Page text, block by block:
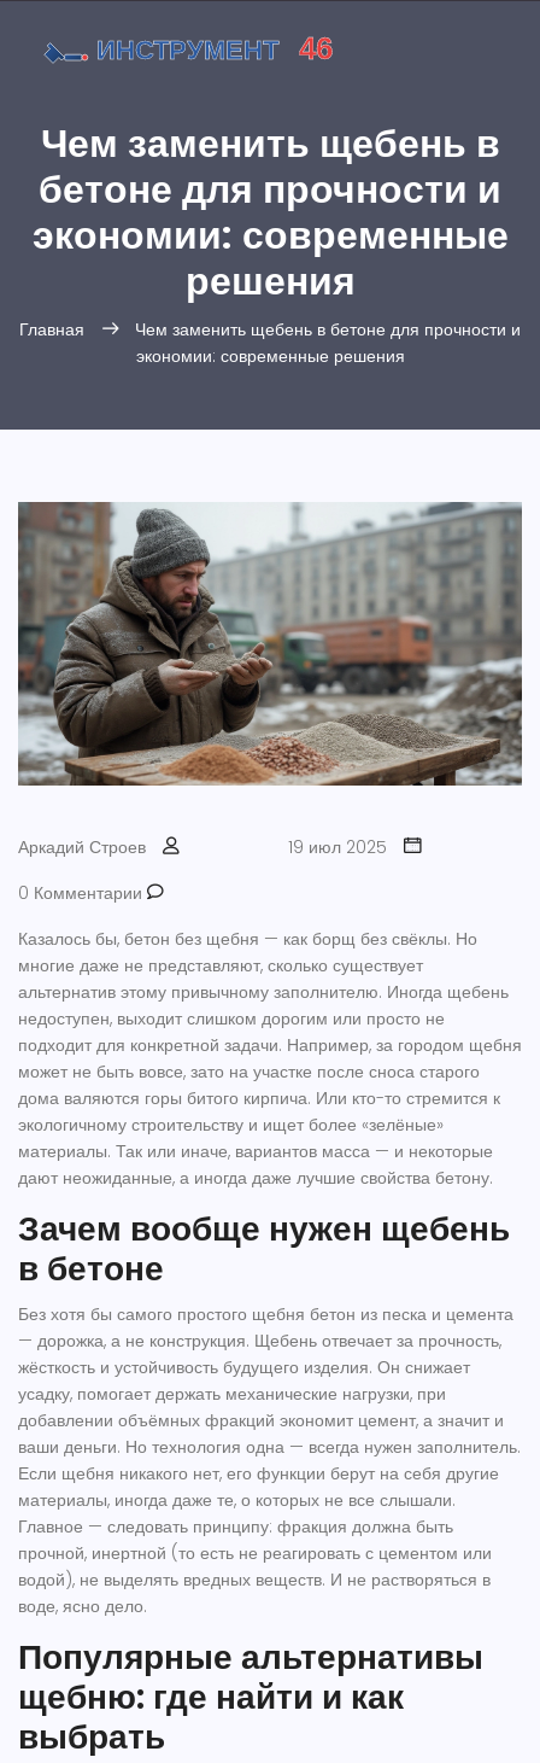
Чем заменить щебень в
бетоне для прочности и
экономии: современные
решения
Главная
Чем заменить щебень в бетоне для прочности и
экономии: современные решения
Аркадий Строев
19 июл 2025
0 Комментарии
Казалось бы, бетон без щебня — как борщ без свёклы. Но
многие даже не представляют, сколько существует
альтернатив этому привычному заполнителю. Иногда щебень
недоступен, выходит слишком дорогим или просто не
подходит для конкретной задачи. Например, за городом щебня
может не быть вовсе, зато на участке после сноса старого
дома валяются горы битого кирпича. Или кто-то стремится к
экологичному строительству и ищет более «зелёные»
материалы. Так или иначе, вариантов масса — и некоторые
дают неожиданные, а иногда даже лучшие свойства бетону.
Зачем вообще нужен щебень
в бетоне
Без хотя бы самого простого щебня бетон из песка и цемента
— дорожка, а не конструкция. Щебень отвечает за прочность,
жёсткость и устойчивость будущего изделия. Он снижает
усадку, помогает держать механические нагрузки, при
добавлении объёмных фракций экономит цемент, а значит и
ваши деньги. Но технология одна — всегда нужен заполнитель.
Если щебня никакого нет, его функции берут на себя другие
материалы, иногда даже те, о которых не все слышали.
Главное — следовать принципу: фракция должна быть
прочной, инертной (то есть не реагировать с цементом или
водой), не выделять вредных веществ. И не растворяться в
воде, ясно дело.
Популярные альтернативы
щебню: где найти и как
выбрать